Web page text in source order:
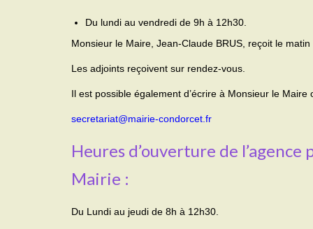
Du lundi au vendredi de 9h à 12h30.
Monsieur le Maire, Jean-Claude BRUS, reçoit le matin
Les adjoints reçoivent sur rendez-vous.
Il est possible également d’écrire à Monsieur le
secretariat@mairie-condorcet.fr
Heures d’ouverture de
Mairie :
Du Lundi au jeudi de 8h à 12h30.